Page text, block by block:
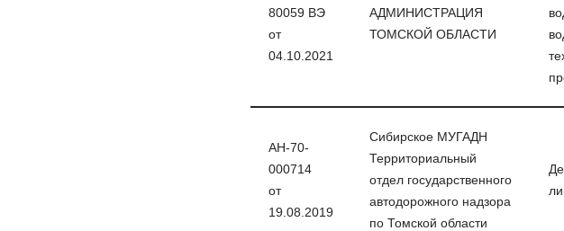
80059 ВЭ
от
04.10.2021
АДМИНИСТРАЦИЯ
ТОМСКОЙ ОБЛАСТИ
АН-70-
000714
от
19.08.2019
Сибирское МУГАДН
Территориальный
отдел государственного
автодорожного надзора
по Томской области